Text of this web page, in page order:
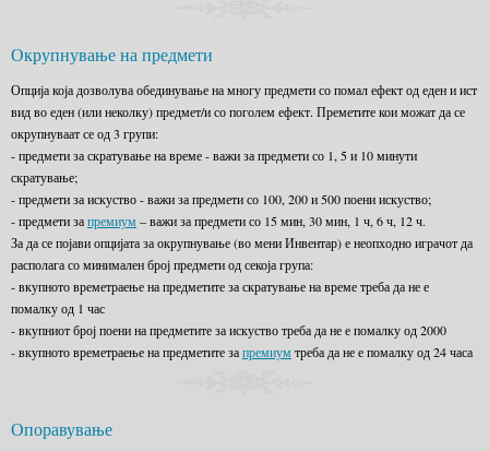
Окрупнување на предмети
Опција која дозволува обединување на многу предмети со помал ефект од еден и ист
вид во еден (или неколку) предмет/и со поголем ефект. Преметите кои можат да се
окрупнуваат се од 3 групи:
- предмети за скратување на време - важи за предмети со 1, 5 и 10 минути
скратување;
- предмети за искуство - важи за предмети со 100, 200 и 500 поени искуство;
- предмети запремиум– важи за предмети со 15 мин, 30 мин, 1 ч, 6 ч, 12 ч.
За да се појави опцијата за окрупнување (во мени Инвентар) е неопходно играчот да
располага со минимален број предмети од секоја група:
- вкупното времетраење на предметите за скратување на време треба да не е
помалку од 1 час
- вкупниот број поени на предметите за искуство треба да не е помалку од 2000
- вкупното времетраење на предметите запремиумтреба да не е помалку од 24 часа
Опоравување